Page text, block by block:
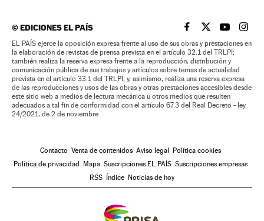
©EDICIONES EL PAÍS EL PAÍS BRASIL EN
EL PAÍSEL PAÍS
EL
EL PAÍS ejerce la oposición expresa frente al uso de sus obras y prestaciones en
la elaboración de revistas de prensa prevista en el artículo 32.1 del TRLPI;
también realiza la reserva expresa frente a la reproducción, distribución y
comunicación pública de sus trabajos y artículos sobre temas de actualidad
prevista en el artículo 33.1 del TRLPI; y, asimismo, realiza una reserva expresa
de las reproducciones y usos de las obras y otras prestaciones accesibles desde
este sitio web a medios de lectura mecánica u otros medios que resulten
adecuados a tal fin de conformidad con el artículo 67.3 del Real Decreto - ley
24/2021, de 2 de noviembre
Contacto Venta de contenidos Aviso legal
Política cookies
Política de privacidad
Mapa Suscripciones EL PAÍS Suscripciones empresas
RSS
Índice Noticias de hoy